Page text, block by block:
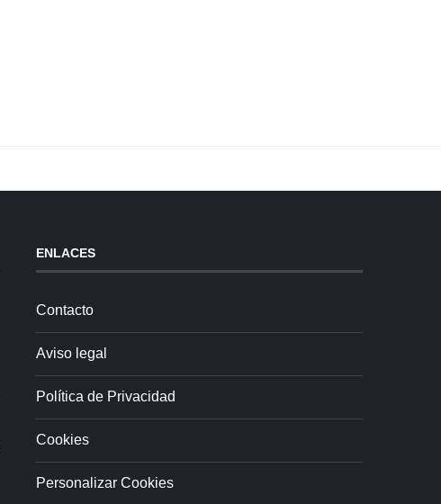
ENLACES
Contacto
Aviso legal
Política de Privacidad
Cookies
Personalizar Cookies